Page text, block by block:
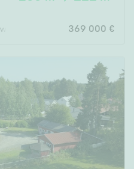
369 000 €